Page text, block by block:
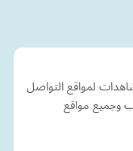
لمواقع التواصل
وجميع مواقع